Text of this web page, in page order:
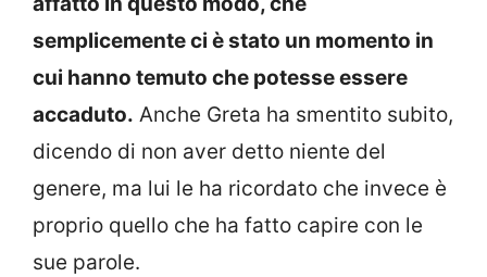
semplicemente ci è stato un momento in
cui hanno temuto che potesse essere
accaduto. Anche Greta ha smentito subito,
dicendo di non aver detto niente del
genere, ma lui le ha ricordato che invece è
proprio quello che ha fatto capire con le
sue parole.